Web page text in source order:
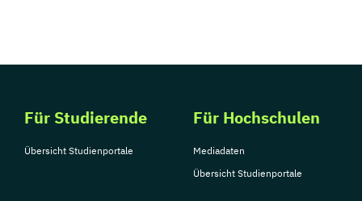
Für Studierende
Übersicht Studienportale
Für Hochschulen
Mediadaten
Übersicht Studienportale